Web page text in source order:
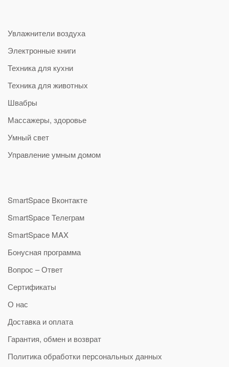
Увлажнители воздуха
Электронные книги
Техника для кухни
Техника для животных
Швабры
Массажеры, здоровье
Умный свет
Управление умным домом
SmartSpace Вконтакте
SmartSpace Телеграм
SmartSpace MAX
Бонусная программа
Вопрос – Ответ
Сертификаты
О нас
Доставка и оплата
Гарантия, обмен и возврат
Политика обработки персональных данных